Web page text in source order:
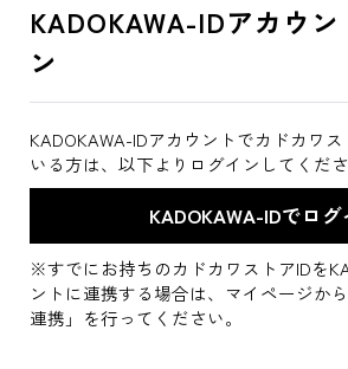
KADOKAWA-IDアカウン
ン
KADOKAWA-IDアカウントでカドカワ
いる方は、以下よりログインしてくださ
※すでにお持ちのカドカワストアIDを
ントに連携する場合は、マイページか
連携」を行ってください。